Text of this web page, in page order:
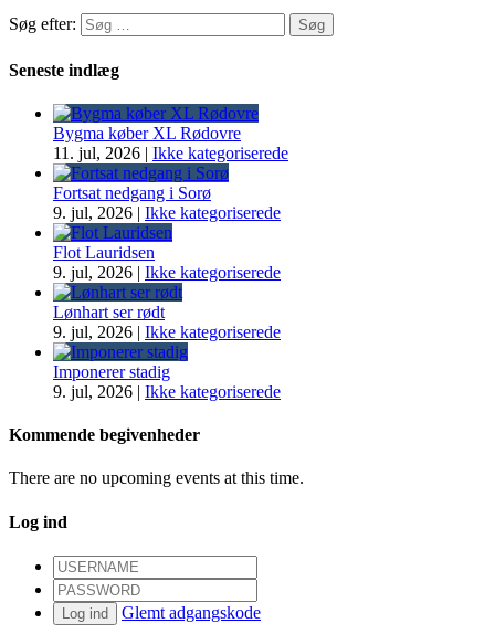
Søg efter:
Seneste indlæg
Bygma køber XL Rødovre
11. jul, 2026 | Ikke kategoriserede
Fortsat nedgang i Sorø
9. jul, 2026 | Ikke kategoriserede
Flot Lauridsen
9. jul, 2026 | Ikke kategoriserede
Lønhart ser rødt
9. jul, 2026 | Ikke kategoriserede
Imponerer stadig
9. jul, 2026 | Ikke kategoriserede
Kommende begivenheder
There are no upcoming events at this time.
Log ind
Log ind Glemt adgangskode